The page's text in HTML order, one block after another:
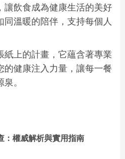
讓飲食成為健康生活的美好
溫暖的陪伴，支持每個人
紙上的計畫，它蘊含著專業
的健康注入力量，讓每一餐
。
：權威解析與實用指南